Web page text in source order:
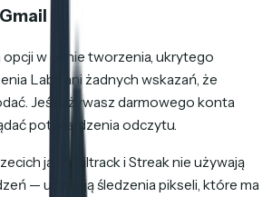
opcji w oknie tworzenia, ukrytego
Labs ani żadnych wskazań, że
Jeśli używasz darmowego konta
potwierdzenia odczytu.
jak Mailtrack i Streak nie używają
— używają śledzenia pikseli, które ma